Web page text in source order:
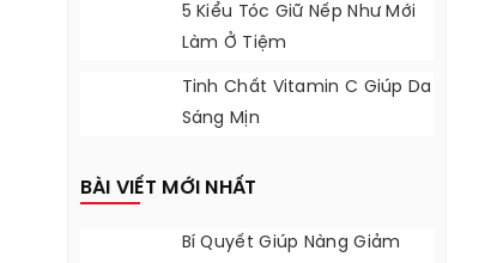
5 Kiểu Tóc Giữ Nếp Như Mới
Làm Ở Tiệm
Tinh Chất Vitamin C Giúp Da
Sáng Mịn
BÀI VIẾT MỚI NHẤT
Bí Quyết Giúp Nàng Giảm